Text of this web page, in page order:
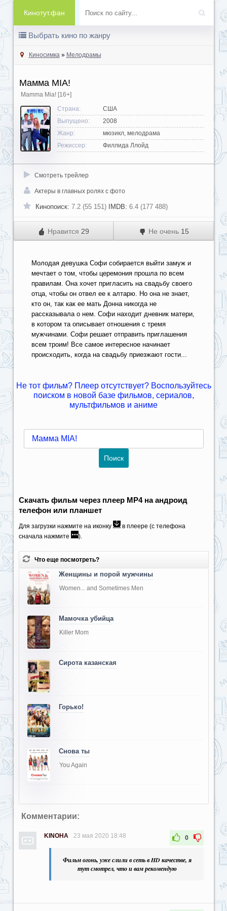
Кинотут.фан
Выбрать кино по жанру
Киносимка» Мелодрамы
Мамма MIA!
Mamma Mia![16+]
Страна:
США
Выпущено:
2008
Жанр:
мюзикл, мелодрама
Режиссер:
Филлида Ллойд
Смотреть трейлер
Актеры в главных ролях с фото
Кинопоиск: 7.2 (55 151)IMDB: 6.4 (177 488)
Нравится 29 Не очень 15
Молодая девушка Софи собирается выйти замуж и
мечтает о том, чтобы церемония прошла по всем
правилам. Она хочет пригласить на свадьбу своего
отца, чтобы он отвел ее к алтарю. Но она не знает,
кто он, так как ее мать Донна никогда не
рассказывала о нем. Софи находит дневник матери,
в котором та описывает отношения с тремя
мужчинами. Софи решает отправить приглашения
всем троим! Все самое интересное начинает
происходить, когда на свадьбу приезжают гости...
Не тот фильм? Плеер отсутствует? Воспользуйтесь
поиском в новой базе фильмов, сериалов,
мультфильмов и аниме
Скачать фильм через плеер MP4 на андроид
телефон или планшет
Для загрузки нажмите на иконку
в плеере (с телефона
сначала нажмите
).
Что еще посмотреть?
Женщины и порой мужчины
Women... and Sometimes Men
Мамочка убийца
Killer Mom
Сирота казанская
Горько!
Снова ты
You Again
Комментарии:
KINOHA 23 мая 2020 18:48 0
Фильм огонь, уже слили в сеть в HD качестве, я
тут смотрел, что и вам рекомендую